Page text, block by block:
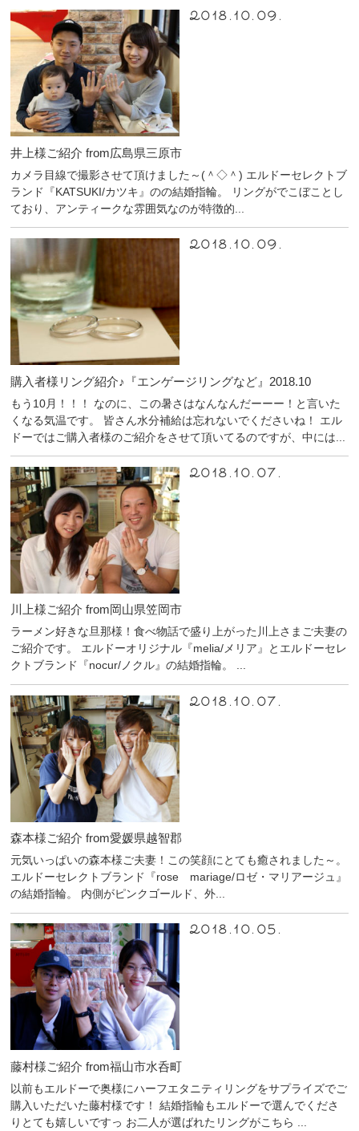
2018.10.09.
井上様ご紹介 from広島県三原市
カメラ目線で撮影させて頂けました～(＾◇＾) エルドーセレクトブ
ランド『KATSUKI/カツキ』のの結婚指輪。 リングがでこぼことし
ており、アンティークな雰囲気なのが特徴的...
2018.10.09.
購入者様リング紹介♪『エンゲージリングなど』2018.10
もう10月！！！ なのに、この暑さはなんなんだーーー！と言いた
くなる気温です。 皆さん水分補給は忘れないでくださいね！ エル
ドーではご購入者様のご紹介をさせて頂いてるのですが、中には...
2018.10.07.
川上様ご紹介 from岡山県笠岡市
ラーメン好きな旦那様！食べ物話で盛り上がった川上さまご夫妻の
ご紹介です。 エルドーオリジナル『melia/メリア』とエルドーセレ
クトブランド『nocur/ノクル』の結婚指輪。 ...
2018.10.07.
森本様ご紹介 from愛媛県越智郡
元気いっぱいの森本様ご夫妻！この笑顔にとても癒されました～。
エルドーセレクトブランド『rose mariage/ロゼ・マリアージュ』
の結婚指輪。 内側がピンクゴールド、外...
2018.10.05.
藤村様ご紹介 from福山市水呑町
以前もエルドーで奥様にハーフエタニティリングをサプライズでご
購入いただいた藤村様です！ 結婚指輪もエルドーで選んでくださ
りとても嬉しいですっ お二人が選ばれたリングがこちら ...